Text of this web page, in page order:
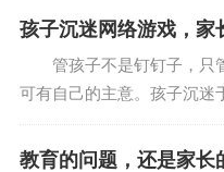
孩子沉迷网络游戏，家
管孩子不是钉钉子，只
可有自己的主意。孩子沉迷
了学习、损害了身体——相
的情况出现。可是，光有愿
教育的问题，还是家长